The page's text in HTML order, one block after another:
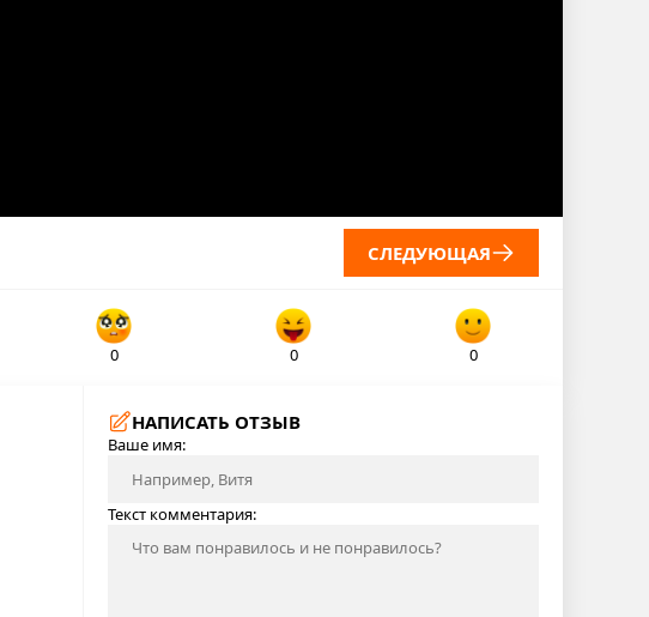
СЛЕДУЮЩАЯ
0 0 0
НАПИСАТЬ ОТЗЫВ
Ваше имя:
Текст комментария: